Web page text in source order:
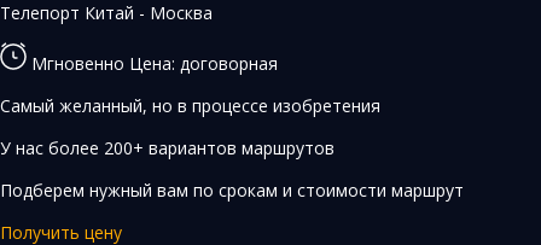
Телепорт Китай - Москва
Мгновенно Цена: договорная
Самый желанный, но в процессе изобретения
У нас более 200+ вариантов маршрутов
Подберем нужный вам по срокам и стоимости маршрут
Получить цену